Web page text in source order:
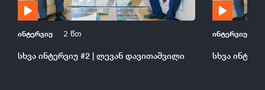
ინტერვიუ 2 წთ
სხვა ინტერვიუ #2 | ლევან დავითაშვილი
ინტერვიუ
სხვა